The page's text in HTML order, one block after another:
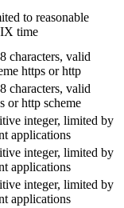
to reasonable
time
characters, valid
https or http
characters, valid
or http scheme
integer, limited by
applications
integer, limited by
applications
integer, limited by
applications